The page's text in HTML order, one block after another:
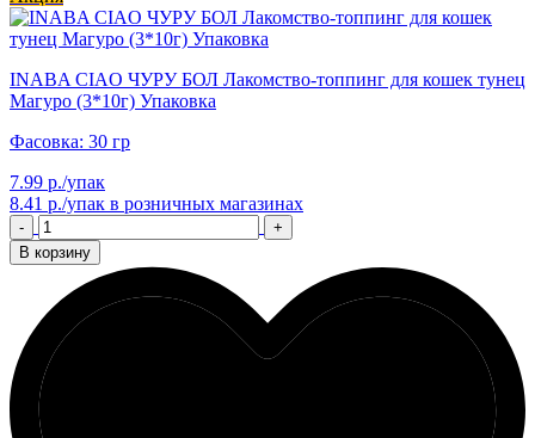
INABA CIAO ЧУРУ БОЛ Лакомство-топпинг для кошек тунец
Магуро (3*10г) Упаковка
Фасовка: 30 гр
7.99 р./упак
8.41 р./упак в розничных магазинах
-
+
В корзину